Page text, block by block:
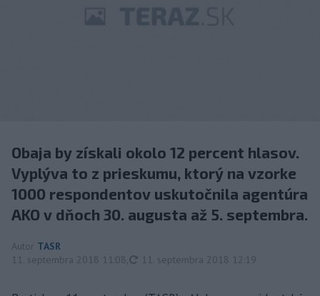
Obaja by získali okolo 12 percent hlasov.
Vyplýva to z prieskumu, ktorý na vzorke
1000 respondentov uskutočnila agentúra
AKO v dňoch 30. augusta až 5. septembra.
Autor TASR
11. septembra 2018 11:08
aktualizované
11. septembra 2018 12:19